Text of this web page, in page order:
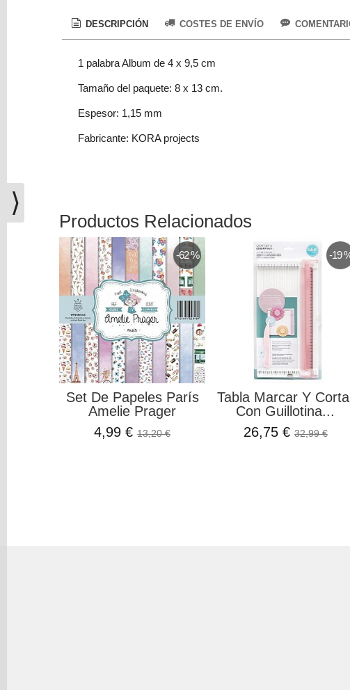
Marcas
Carrito
vacío
Redes
Sociales
Instagram
Facebook
DESCRIPCIÓN COSTES DE ENVÍO
1 palabra Album de 4 x 9,5 cm
Tamaño del paquete: 8 x 13 cm.
Espesor: 1,15 mm
Fabricante: KORA projects
Productos Relacionados
-62 %
Set De Papeles París
Amelie Prager
4,99 €13,20 €
-19
Tabla Marcar Y
Con Guillotina...
26,75 € 32,99 €
⟩